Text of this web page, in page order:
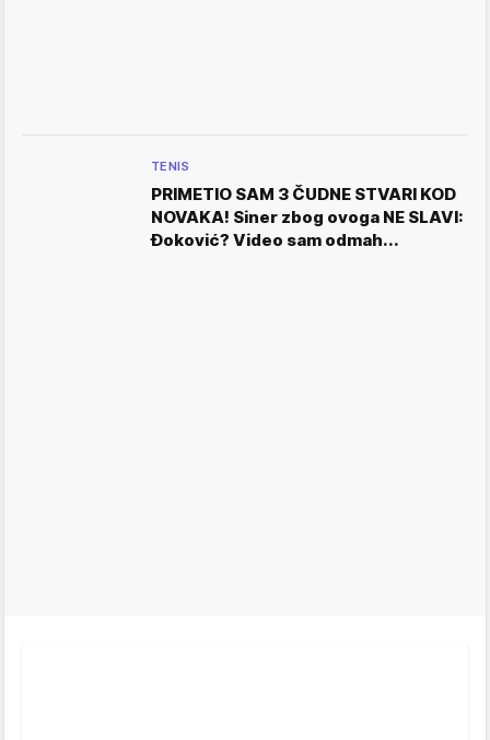
TENIS
PRIMETIO SAM 3 ČUDNE STVARI KOD
NOVAKA! Siner zbog ovoga NE SLAVI:
Đoković? Video sam odmah...